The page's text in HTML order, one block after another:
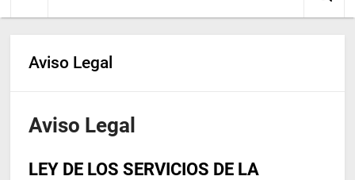
Aviso Legal
Aviso Legal
LEY DE LOS SERVICIOS DE LA